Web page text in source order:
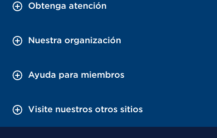
Obtenga atención
Nuestra organización
Ayuda para miembros
Visite nuestros otros sitios